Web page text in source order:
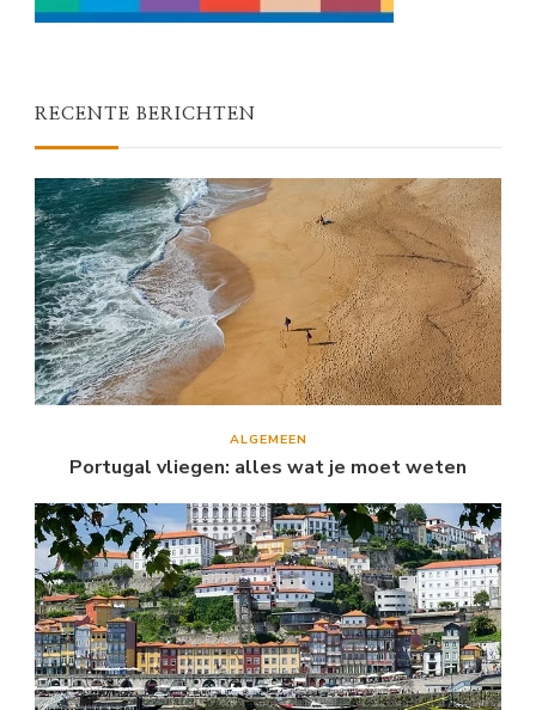
RECENTE BERICHTEN
ALGEMEEN
Portugal vliegen: alles wat je moet weten